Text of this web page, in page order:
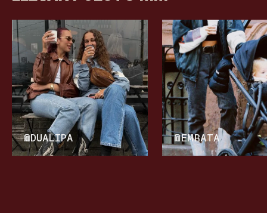
@DUALIPA @EMRATA